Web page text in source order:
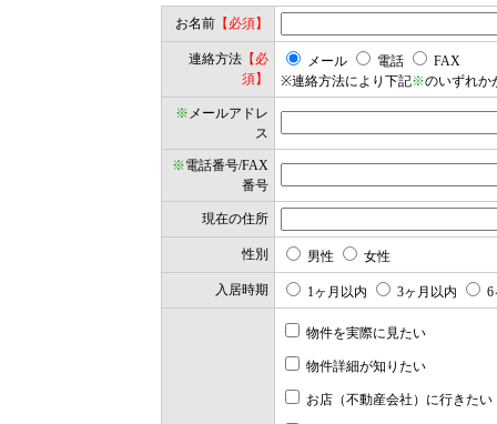
お名前【必須】
連絡方法【必
須】
メール 電話
FAX
※連絡方法により下記※のいずれか
※ メールアドレ
ス
※電話番号/FAX
番号
現在の住所
性別 男性 女性
入居時期 1ヶ月以内 3ヶ月以内 6
物件を実際に見たい
物件詳細が知りたい
お店（不動産会社）に行きたい